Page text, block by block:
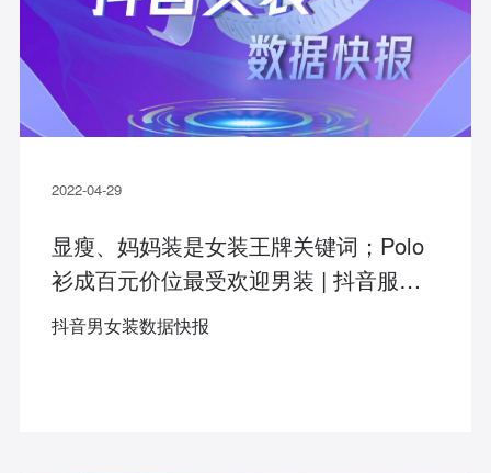
2022-04-29
显瘦、妈妈装是女装王牌关键词；Polo
衫成百元价位最受欢迎男装 | 抖音服装
数据快报4.18-24
抖音男女装数据快报